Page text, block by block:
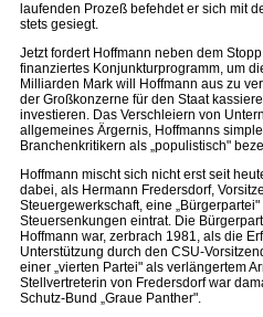
laufenden Prozeß befehdet er sich mit
stets gesiegt.
Jetzt fordert Hoffmann neben dem
finanziertes Konjunkturprogramm, um
Milliarden Mark will Hoffmann aus zu
der Großkonzerne für den Staat
investieren. Das Verschleiern von
allgemeines Ärgernis, Hoffmanns
Branchenkritikern als „populistisch"
Hoffmann mischt sich nicht erst seit
dabei, als Hermann Fredersdorf,
Steuergewerkschaft, eine
Steuersenkungen eintrat. Die
Hoffmann war, zerbrach 1981, als die
Unterstützung durch den CSU-
einer „vierten Partei" als verlängertem
Stellvertreterin von Fredersdorf war
Schutz-Bund „Graue Panther".